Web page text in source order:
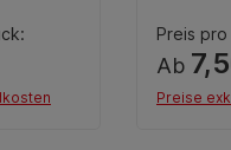
Preis
Ab
Preise